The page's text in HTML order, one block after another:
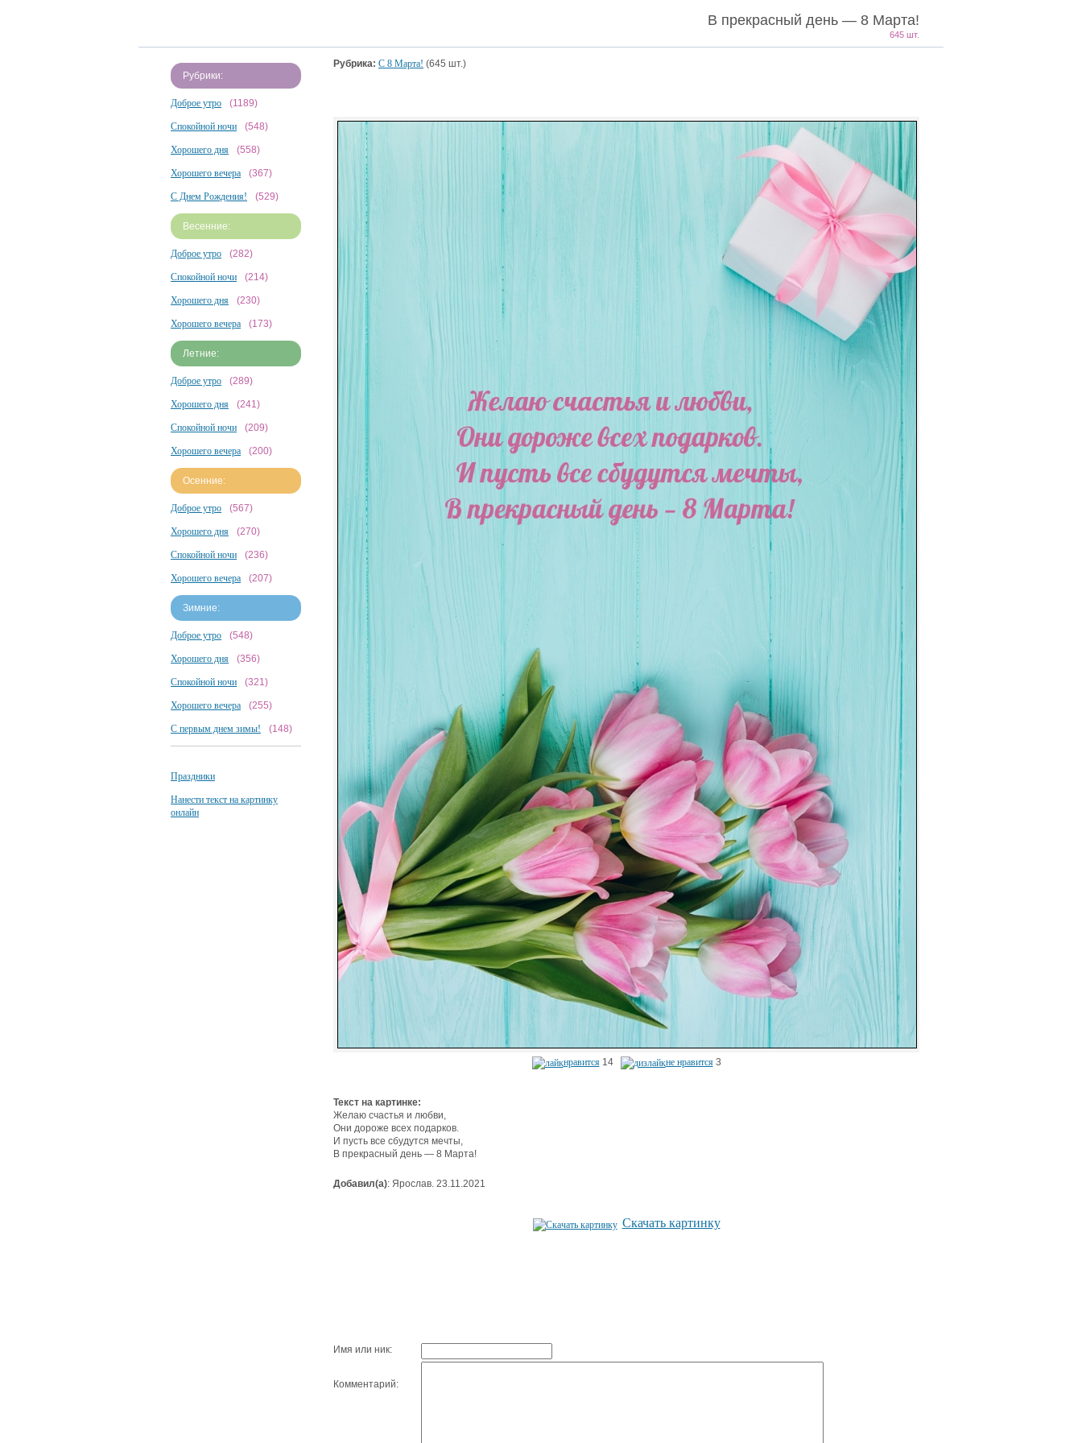
В прекрасный день — 8 Марта!
645 шт.
Рубрики:
Доброе утро (1189)
Спокойной ночи (548)
Хорошего дня (558)
Хорошего вечера (367)
С Днем Рождения! (529)
Весенние:
Доброе утро (282)
Спокойной ночи (214)
Хорошего дня (230)
Хорошего вечера (173)
Летние:
Доброе утро (289)
Хорошего дня (241)
Спокойной ночи (209)
Хорошего вечера (200)
Осенние:
Доброе утро (567)
Хорошего дня (270)
Спокойной ночи (236)
Хорошего вечера (207)
Зимние:
Доброе утро (548)
Хорошего дня (356)
Спокойной ночи (321)
Хорошего вечера (255)
С первым днем зимы! (148)
Праздники
Нанести текст на картинку
онлайн
Рубрика: С 8 Марта! (645 шт.)
нравится 14 не нравится 3
Текст на картинке:
Желаю счастья и любви,
Они дороже всех подарков.
И пусть все сбудутся мечты,
В прекрасный день — 8 Марта!
Добавил(а): Ярослав. 23.11.2021
Скачать картинку
Имя или ник:
Комментарий: